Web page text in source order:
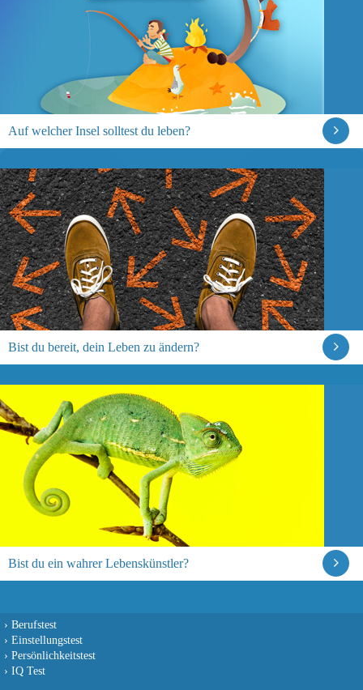
Auf welcher Insel solltest du leben?
Bist du bereit, dein Leben zu ändern?
Bist du ein wahrer Lebenskünstler?
› Berufstest
› Einstellungstest
› Persönlichkeitstest
› IQ Test